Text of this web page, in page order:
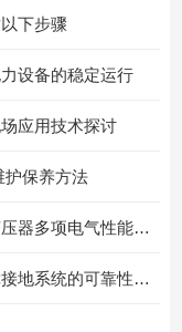
下步骤
设备的稳定运行
应用技术探讨
护保养方法
变压器综合特性测试台是用于检测变压器多项电气性能的重要设备
接地线成组直流电阻测试仪对于保障接地系统的可靠性具有重要意义